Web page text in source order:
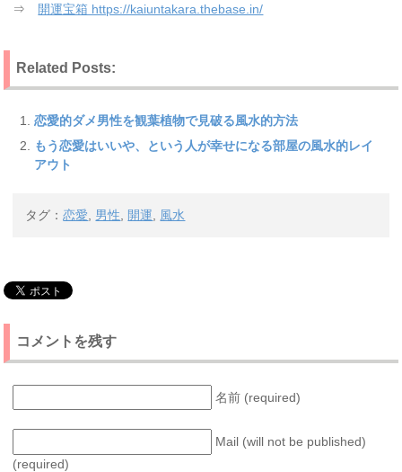
⇒ 開運宝箱 https://kaiuntakara.thebase.in/
Related Posts:
恋愛的ダメ男性を観葉植物で見破る風水的方法
もう恋愛はいいや、という人が幸せになる部屋の風水的レイ
アウト
タグ：恋愛 男性 開運 風水
コメントを残す
名前 (required)
Mail (will not be published)
(required)